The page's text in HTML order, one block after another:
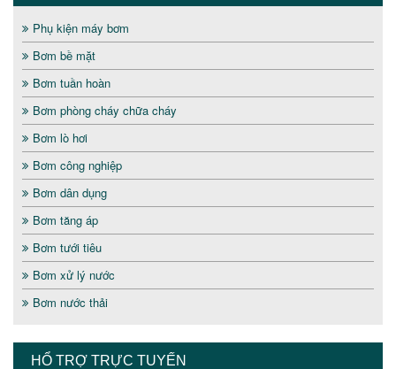
Phụ kiện máy bơm
Bơm bề mặt
Bơm tuần hoàn
Bơm phòng cháy chữa cháy
Bơm lò hơi
Bơm công nghiệp
Bơm dân dụng
Bơm tăng áp
Bơm tưới tiêu
Bơm xử lý nước
Bơm nước thải
HỔ TRỢ TRỰC TUYẾN